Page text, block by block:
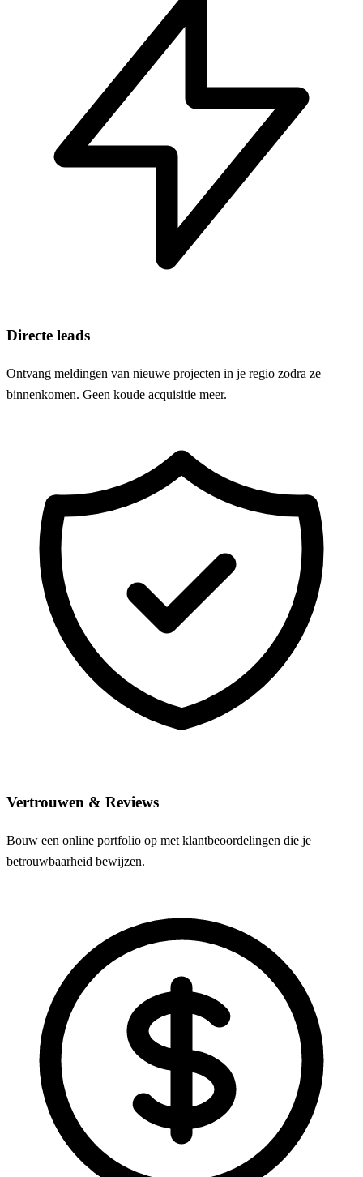
Directe leads
Ontvang meldingen van nieuwe projecten in je regio zodra ze
binnenkomen. Geen koude acquisitie meer.
Vertrouwen & Reviews
Bouw een online portfolio op met klantbeoordelingen die je
betrouwbaarheid bewijzen.